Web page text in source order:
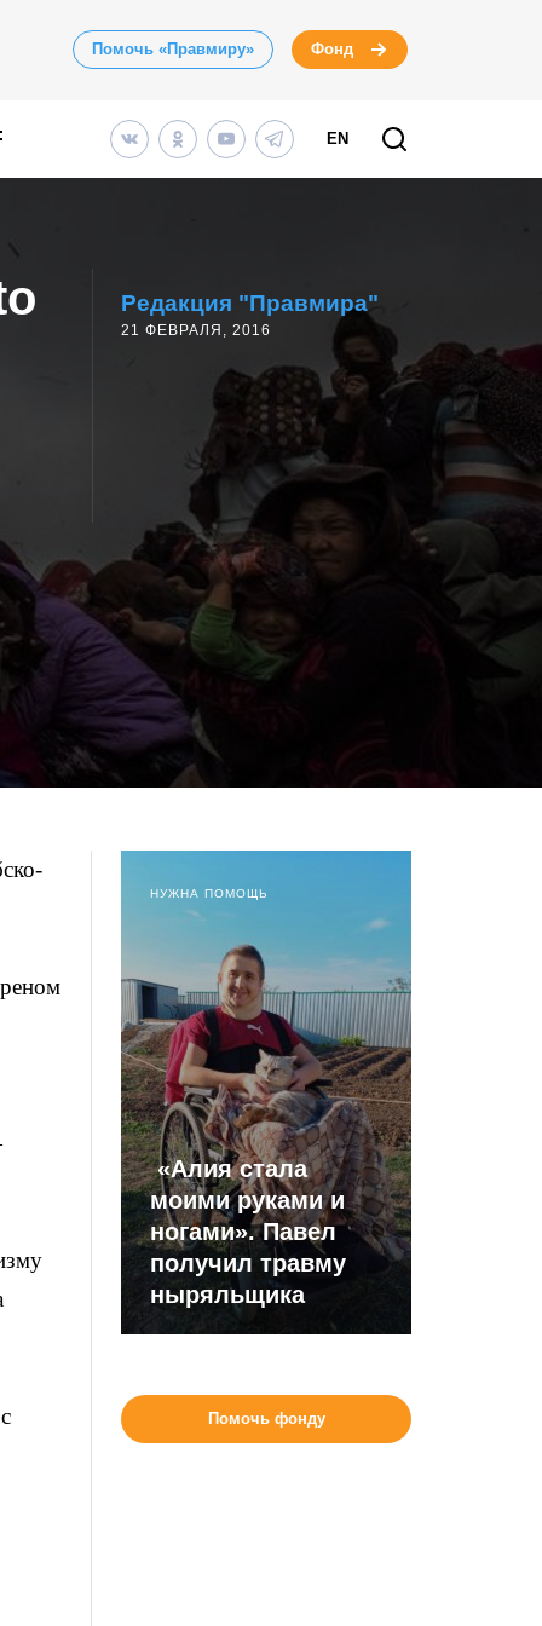
Помочь «Правмиру» Фонд
EN
Редакция "Правмира"
21 ФЕВРАЛЯ, 2016
НУЖНА ПОМОЩЬ
«Алия стала
моими руками и
ногами». Павел
получил травму
ныряльщика
Помочь фонду